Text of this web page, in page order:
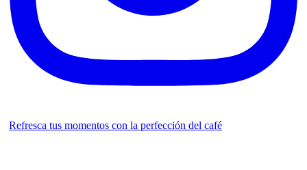
Refresca tus momentos con la perfección del café